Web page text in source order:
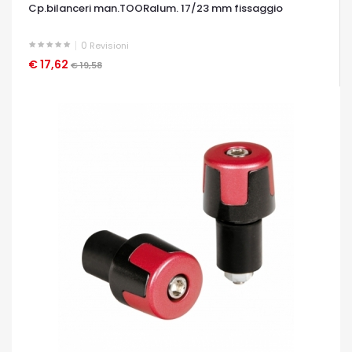
Cp.bilanceri man.TOORalum. 17/23 mm fissaggio
0 Revisioni
€ 17,62 € 19,58
OCCHIATA VELOCE